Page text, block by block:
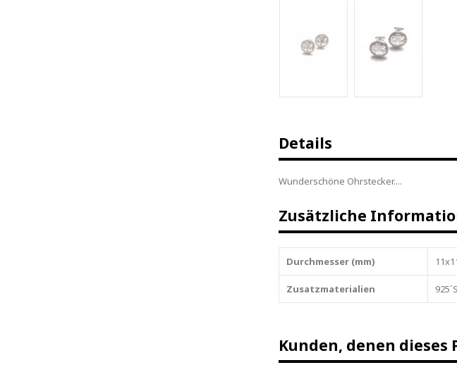
Details
Wunderschöne Ohrstecker....
Zusätzliche
Durchmesser (mm)
Zusatzmaterialien
Kunden, denen